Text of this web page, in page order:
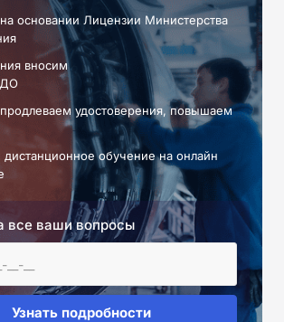
основании Лицензии Министерства
вносим
удостоверения, повышаем
обучение на онлайн
все ваши вопросы
Узнать подробности